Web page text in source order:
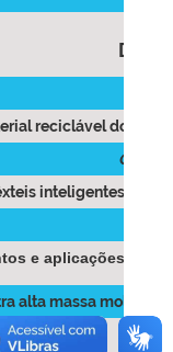
Dia
reciclável do
Coffee
inteligentes
e aplicações
alta massa molar na